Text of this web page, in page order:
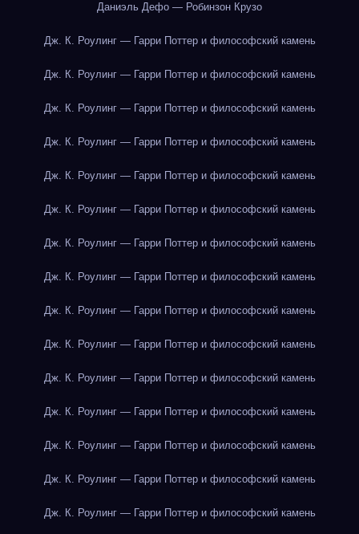
Даниэль Дефо — Робинзон Крузо
Дж. К. Роулинг — Гарри Поттер и философский камень
Дж. К. Роулинг — Гарри Поттер и философский камень
Дж. К. Роулинг — Гарри Поттер и философский камень
Дж. К. Роулинг — Гарри Поттер и философский камень
Дж. К. Роулинг — Гарри Поттер и философский камень
Дж. К. Роулинг — Гарри Поттер и философский камень
Дж. К. Роулинг — Гарри Поттер и философский камень
Дж. К. Роулинг — Гарри Поттер и философский камень
Дж. К. Роулинг — Гарри Поттер и философский камень
Дж. К. Роулинг — Гарри Поттер и философский камень
Дж. К. Роулинг — Гарри Поттер и философский камень
Дж. К. Роулинг — Гарри Поттер и философский камень
Дж. К. Роулинг — Гарри Поттер и философский камень
Дж. К. Роулинг — Гарри Поттер и философский камень
Дж. К. Роулинг — Гарри Поттер и философский камень